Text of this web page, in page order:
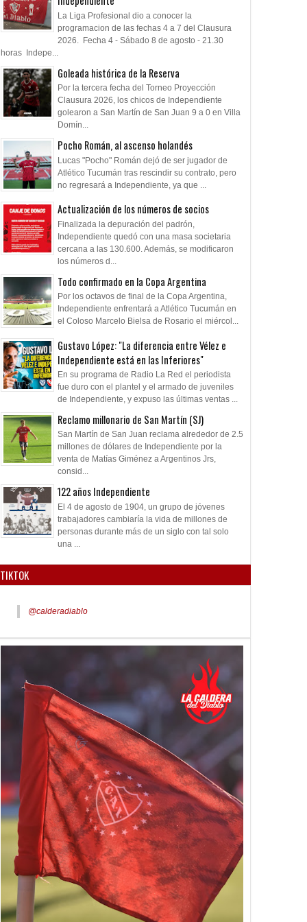
La Liga Profesional dio a conocer la
programacion de las fechas 4 a 7 del Clausura
2026. Fecha 4 - Sábado 8 de agosto - 21.30
horas Indepe...
Goleada histórica de la Reserva
Por la tercera fecha del Torneo Proyección
Clausura 2026, los chicos de Independiente
golearon a San Martín de San Juan 9 a 0 en Villa
Domín...
Pocho Román, al ascenso holandés
Lucas "Pocho" Román dejó de ser jugador de
Atlético Tucumán tras rescindir su contrato, pero
no regresará a Independiente, ya que ...
Actualización de los números de socios
Finalizada la depuración del padrón,
Independiente quedó con una masa societaria
cercana a las 130.600. Además, se modificaron
los números d...
Todo confirmado en la Copa Argentina
Por los octavos de final de la Copa Argentina,
Independiente enfrentará a Atlético Tucumán en
el Coloso Marcelo Bielsa de Rosario el miércol...
Gustavo López: "La diferencia entre Vélez e
Independiente está en las Inferiores"
En su programa de Radio La Red el periodista
fue duro con el plantel y el armado de juveniles
de Independiente, y expuso las últimas ventas ...
Reclamo millonario de San Martín (SJ)
San Martín de San Juan reclama alrededor de 2.5
millones de dólares de Independiente por la
venta de Matías Giménez a Argentinos Jrs,
consid...
122 años Independiente
El 4 de agosto de 1904, un grupo de jóvenes
trabajadores cambiaría la vida de millones de
personas durante más de un siglo con tal solo
una ...
TIKTOK
@calderadiablo